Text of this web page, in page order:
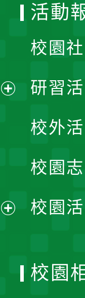
單
活動
校園
研習
校外
校園
校園
校園